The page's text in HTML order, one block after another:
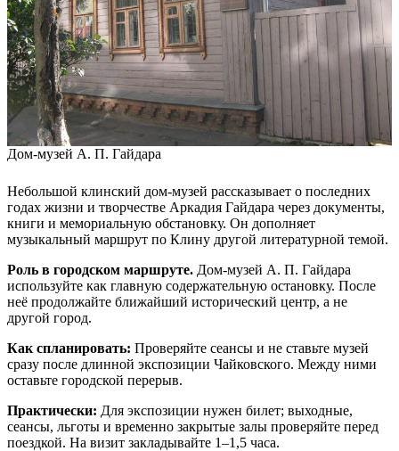
Дом-музей А. П. Гайдара
Небольшой клинский дом-музей рассказывает о последних
годах жизни и творчестве Аркадия Гайдара через документы,
книги и мемориальную обстановку. Он дополняет
музыкальный маршрут по Клину другой литературной темой.
Роль в городском маршруте. Дом-музей А. П. Гайдара
используйте как главную содержательную остановку. После
неё продолжайте ближайший исторический центр, а не
другой город.
Как спланировать: Проверяйте сеансы и не ставьте музей
сразу после длинной экспозиции Чайковского. Между ними
оставьте городской перерыв.
Практически: Для экспозиции нужен билет; выходные,
сеансы, льготы и временно закрытые залы проверяйте перед
поездкой. На визит закладывайте 1–1,5 часа.